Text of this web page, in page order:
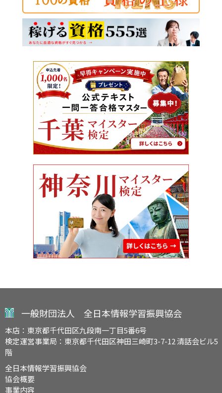
一般財団法人 全日本情報学習振興協会
本店：東京都千代田区九段南一丁目5番6号
検定運営事業局：東京都千代田区神田三崎町3-7-12 清話会ビル5
階
全日本情報学習振興協会
協会概要
事業内容